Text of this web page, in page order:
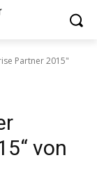
Partner 2015"
von